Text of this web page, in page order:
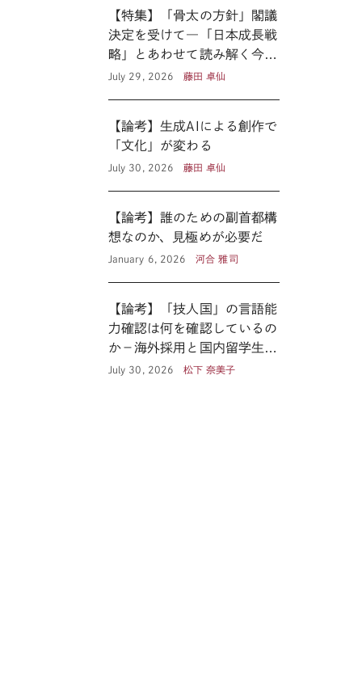
【特集】「骨太の方針」閣議
決定を受けて―「日本成長戦
略」とあわせて読み解く今後
の医療政策―
July 29, 2026 藤田 卓仙
【論考】生成AIによる創作で
「文化」が変わる
July 30, 2026 藤田 卓仙
【論考】誰のための副首都構
想なのか、見極めが必要だ
January 6, 2026 河合 雅司
【論考】「技人国」の言語能
力確認は何を確認しているの
か－海外採用と国内留学生の
あいだ
July 30, 2026 松下 奈美子